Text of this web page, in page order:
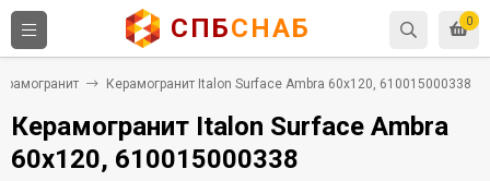
0
СПБСНАБ
Керамогранит Italon Surface Ambra 60x120, 610015000338
Керамогранит Italon Surface Ambra
60x120, 610015000338